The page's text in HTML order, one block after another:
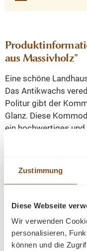
Zustimmung
Diese Webseite
Wir verwenden
personalisieren,
können und die
aus Massivholz"
Eine schöne
Das Antikwachs
Politur gibt der
Glanz. Diese
ein hochwertiges
überall in Ihrem
Weichholz
Abmessungen:
50 cm.